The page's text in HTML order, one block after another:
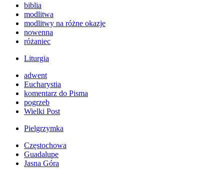
biblia
modlitwa
modlitwy na różne okazje
nowenna
różaniec
Liturgia
adwent
Eucharystia
komentarz do Pisma
pogrzeb
Wielki Post
Pielgrzymka
Częstochowa
Guadalupe
Jasna Góra